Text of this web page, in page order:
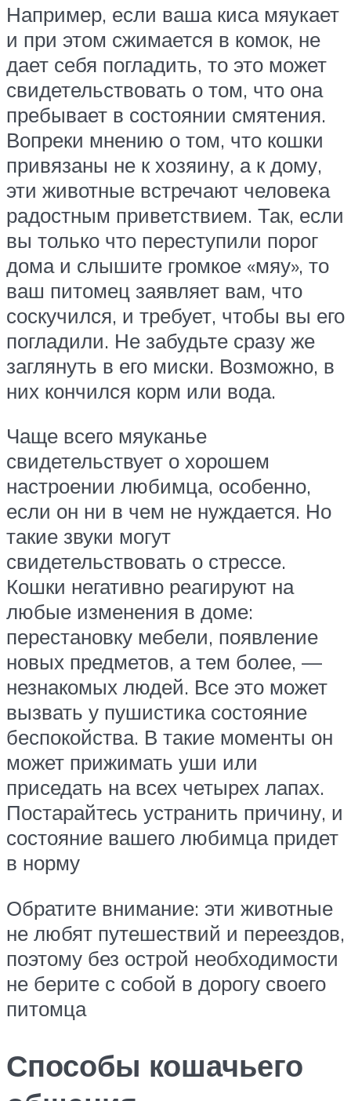
Например, если ваша киса мяукает
и при этом сжимается в комок, не
дает себя погладить, то это может
свидетельствовать о том, что она
пребывает в состоянии смятения.
Вопреки мнению о том, что кошки
привязаны не к хозяину, а к дому,
эти животные встречают человека
радостным приветствием. Так, если
вы только что переступили порог
дома и слышите громкое «мяу», то
ваш питомец заявляет вам, что
соскучился, и требует, чтобы вы его
погладили. Не забудьте сразу же
заглянуть в его миски. Возможно, в
них кончился корм или вода.
Чаще всего мяуканье
свидетельствует о хорошем
настроении любимца, особенно,
если он ни в чем не нуждается. Но
такие звуки могут
свидетельствовать о стрессе.
Кошки негативно реагируют на
любые изменения в доме:
перестановку мебели, появление
новых предметов, а тем более, —
незнакомых людей. Все это может
вызвать у пушистика состояние
беспокойства. В такие моменты он
может прижимать уши или
приседать на всех четырех лапах.
Постарайтесь устранить причину, и
состояние вашего любимца придет
в норму
Обратите внимание: эти животные
не любят путешествий и переездов,
поэтому без острой необходимости
не берите с собой в дорогу своего
питомца
Способы кошачьего